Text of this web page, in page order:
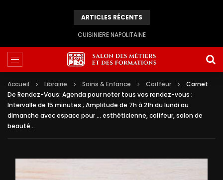
ARTICLES RÉCENTS
CUISINIERE NAPOLITAINE
Accueil Librairie Soins & Enfance Coiffeur
Carnet
De Rendez-Vous: Agenda pour noter tous vos rendez-vous ;
Intervalle de 15 minutes ; Amplitude de 7h à 21h du lundi au
dimanche avec espace pour … esthéticienne, coiffeur, salon de
beauté…